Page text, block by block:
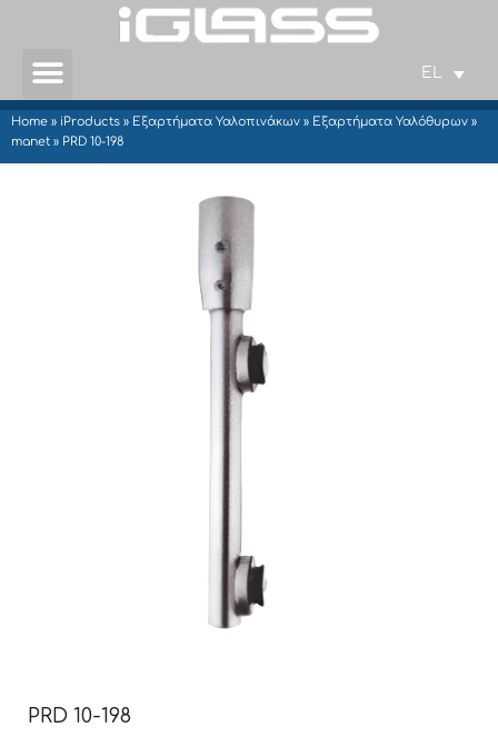
EL
Home » iProducts » Εξαρτήματα Υαλοπινάκων » Εξαρτήματα Υαλόθυρων »
manet » PRD 10-198
PRD 10-198